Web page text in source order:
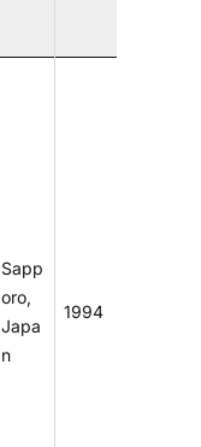
Sapp
oro,
Japa
n
1994